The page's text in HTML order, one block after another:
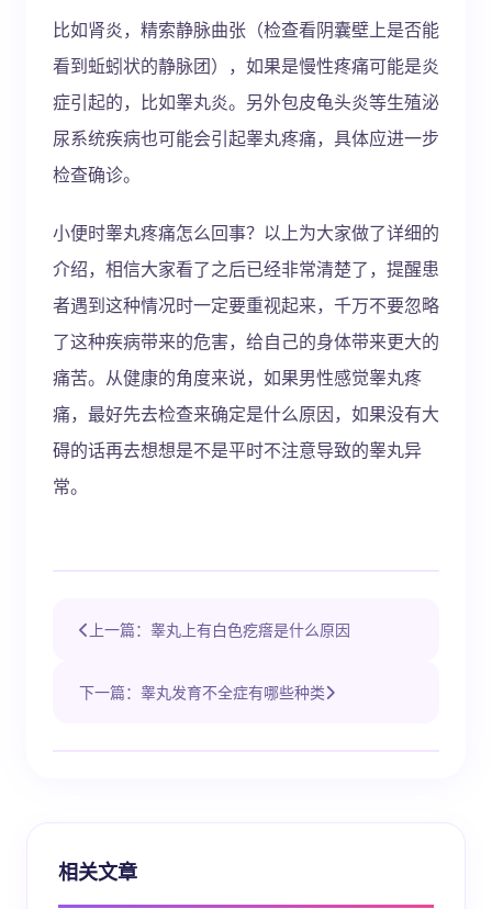
比如肾炎，精索静脉曲张（检查看阴囊壁上是否能
看到蚯蚓状的静脉团），如果是慢性疼痛可能是炎
症引起的，比如睾丸炎。另外包皮龟头炎等生殖泌
尿系统疾病也可能会引起睾丸疼痛，具体应进一步
检查确诊。
小便时睾丸疼痛怎么回事？以上为大家做了详细的
介绍，相信大家看了之后已经非常清楚了，提醒患
者遇到这种情况时一定要重视起来，千万不要忽略
了这种疾病带来的危害，给自己的身体带来更大的
痛苦。从健康的角度来说，如果男性感觉睾丸疼
痛，最好先去检查来确定是什么原因，如果没有大
碍的话再去想想是不是平时不注意导致的睾丸异
常。
上一篇：睾丸上有白色疙瘩是什么原因
下一篇：睾丸发育不全症有哪些种类
相关文章